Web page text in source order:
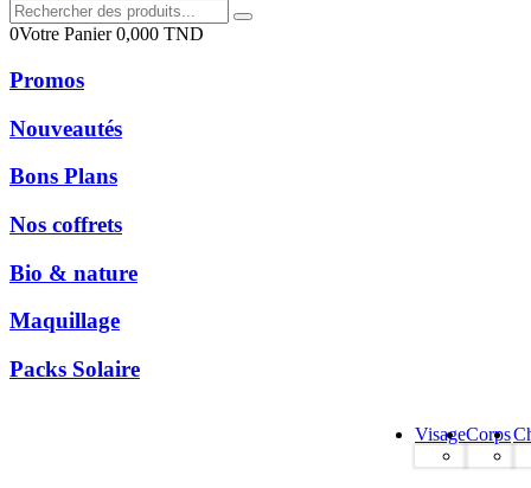
0Votre Panier0,000 TND
Promos
Nouveautés
Bons Plans
Nos coffrets
Bio & nature
Maquillage
Packs Solaire
VisageCorps